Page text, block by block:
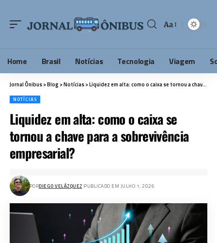
Aa
Home Brasil Notícias Tecnologia Viagem
Jornal Ônibus>Blog >Notícias>Liquidez em alta: como o caixa se tornou a chave para a sobrevivência empresarial?
NOTÍCIAS
Liquidez em alta: como o caixa se
tornou a chave para a sobrevivência
empresarial?
PORDIEGO VELÁZQUEZ PUBLICADO EM JULHO 1, 2026